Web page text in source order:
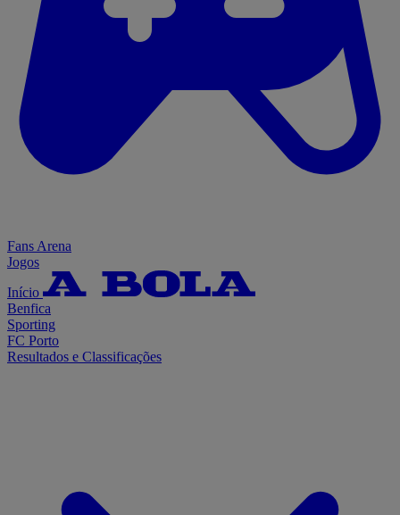
Fans Arena
Jogos
Início
Benfica
Sporting
FC Porto
Resultados e Classificações